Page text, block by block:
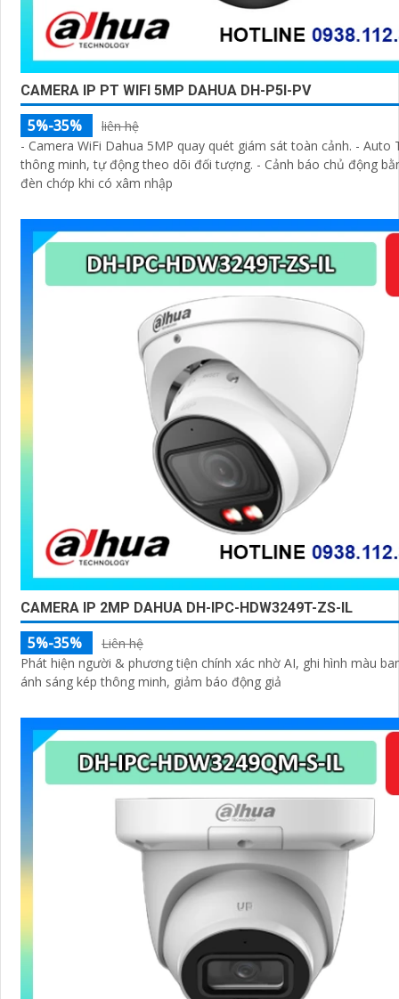
CAMERA IP PT WIFI 5MP DAHUA DH-P5I-PV
5%-35%
liên hệ
- Camera WiFi Dahua 5MP quay quét giám sát toàn cảnh. - Auto
thông minh, tự động theo dõi đối tượng. - Cảnh báo chủ động
đèn chớp khi có xâm nhập
CAMERA IP 2MP DAHUA DH-IPC-HDW3249T-ZS-IL
5%-35%
Liên hệ
Phát hiện người & phương tiện chính xác nhờ AI, ghi hình màu
ánh sáng kép thông minh, giảm báo động giả